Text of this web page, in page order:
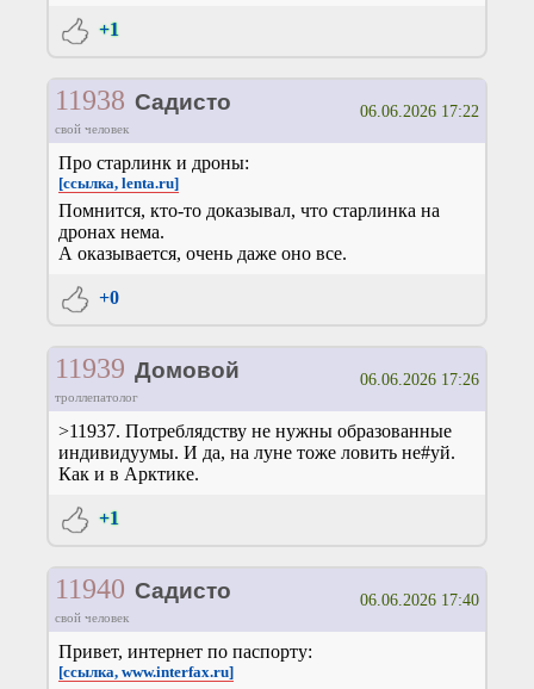
+1
11938 Садисто
свой человек
06.06.2026 17:22
Про старлинк и дроны:
[ссылка, lenta.ru]
Помнится, кто-то доказывал, что старлинка на
дронах нема.
А оказывается, очень даже оно все.
+0
11939 Домовой
троллепатолог
06.06.2026 17:26
>11937. Потреблядству не нужны образованные
индивидуумы. И да, на луне тоже ловить не#уй.
Как и в Арктике.
+1
11940 Садисто
свой человек
06.06.2026 17:40
Привет, интернет по паспорту:
[ссылка, www.interfax.ru]